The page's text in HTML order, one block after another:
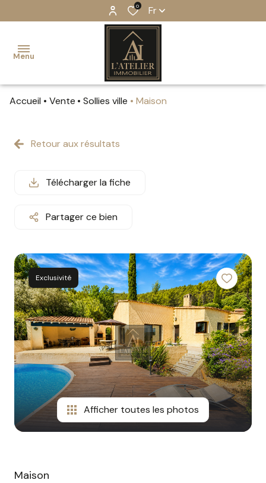
0 Fr
Menu
ventes
contact
Accueil Vente Sollies ville Maison
Retour aux résultats
Télécharger la fiche
Partager ce bien
Exclusivité
Afficher toutes les photos
Maison